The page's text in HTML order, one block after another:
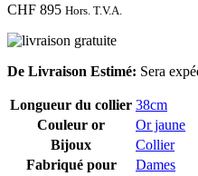
CHF 895 Hors. T.V.A.
De Livraison Estimé: Sera
Longueur du collier 38cm
Couleur or
Or jaune
Bijoux
Collier
Fabriqué pour
Dames